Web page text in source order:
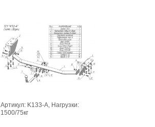
Артикул: K133-A, Нагрузки:
1500/75кг